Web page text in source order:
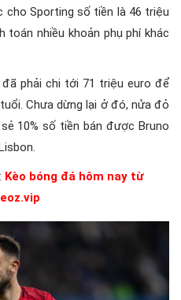
cho Sporting số tiền là 46 triệu
toán nhiều khoản phụ phí khác
phải chi tới 71 triệu euro để
Chưa dừng lại ở đó, nửa đỏ
10% số tiền bán được Bruno
Kèo bóng đá hôm nay từ